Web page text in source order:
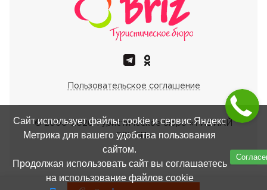
Пользовательское соглашение
© 2000-2026Туристическое бюро «ТИБИАЙ
ГРУПП»
Сайт использует файлы cookie и сервис Яндекс
Метрика для вашего удобства пользования
сайтом.
Продолжая использовать сайт вы соглашаетесь
на использование файлов cookie